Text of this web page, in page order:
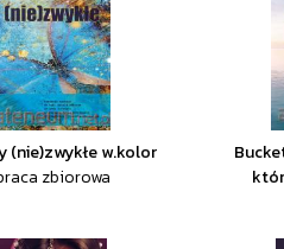
(nie)zwykłe w.kolor
zbiorowa